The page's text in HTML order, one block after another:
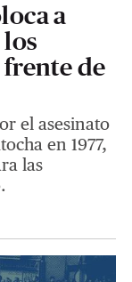
a
frente de
el asesinato
en 1977,
las